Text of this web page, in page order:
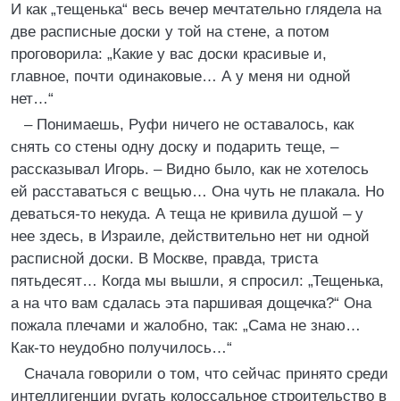
И как „тещенька“ весь вечер мечтательно глядела на
две расписные доски у той на стене, а потом
проговорила: „Какие у вас доски красивые и,
главное, почти одинаковые… А у меня ни одной
нет…“
– Понимаешь, Руфи ничего не оставалось, как
снять со стены одну доску и подарить теще, –
рассказывал Игорь. – Видно было, как не хотелось
ей расставаться с вещью… Она чуть не плакала. Но
деваться-то некуда. А теща не кривила душой – у
нее здесь, в Израиле, действительно нет ни одной
расписной доски. В Москве, правда, триста
пятьдесят… Когда мы вышли, я спросил: „Тещенька,
а на что вам сдалась эта паршивая дощечка?“ Она
пожала плечами и жалобно, так: „Сама не знаю…
Как-то неудобно получилось…“
Сначала говорили о том, что сейчас принято среди
интеллигенции ругать колоссальное строительство в